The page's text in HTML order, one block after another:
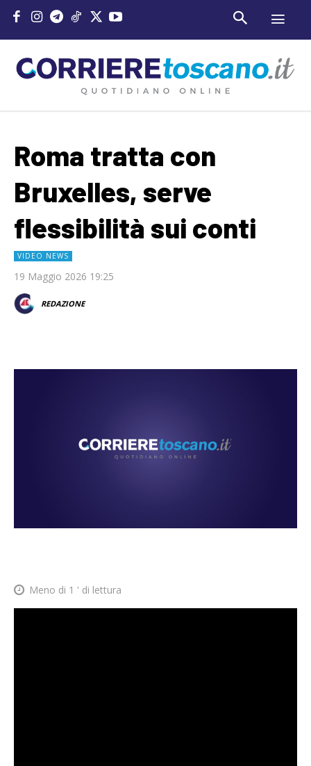
Roma tratta con
Bruxelles, serve
flessibilità sui conti
VIDEO NEWS
19 Maggio 2026 19:25
REDAZIONE
Meno di 1 ' di lettura